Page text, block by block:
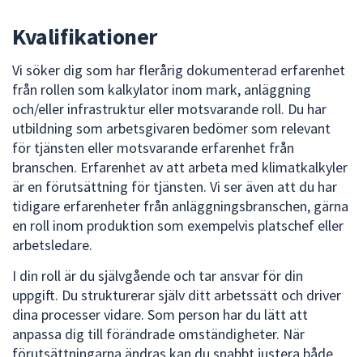
Kvalifikationer
Vi söker dig som har flerårig dokumenterad erfarenhet
från rollen som kalkylator inom mark, anläggning
och/eller infrastruktur eller motsvarande roll. Du har
utbildning som arbetsgivaren bedömer som relevant
för tjänsten eller motsvarande erfarenhet från
branschen. Erfarenhet av att arbeta med klimatkalkyler
är en förutsättning för tjänsten. Vi ser även att du har
tidigare erfarenheter från anläggningsbranschen, gärna
en roll inom produktion som exempelvis platschef eller
arbetsledare.
I din roll är du självgående och tar ansvar för din
uppgift. Du strukturerar själv ditt arbetssätt och driver
dina processer vidare. Som person har du lätt att
anpassa dig till förändrade omständigheter. När